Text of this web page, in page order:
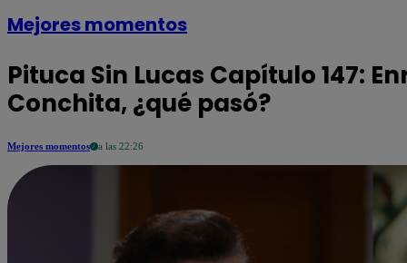
Mejores momentos
Pituca Sin Lucas Capítulo 147:
Conchita, ¿qué pasó?
Mejores momentos a las 22:26